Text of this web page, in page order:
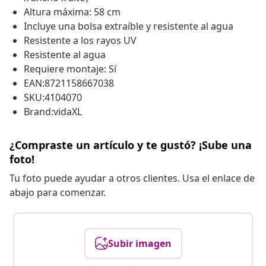
Altura máxima: 58 cm
Incluye una bolsa extraíble y resistente al agua
Resistente a los rayos UV
Resistente al agua
Requiere montaje: Sí
EAN:8721158667038
SKU:4104070
Brand:vidaXL
¿Compraste un artículo y te gustó? ¡Sube una
foto!
Tu foto puede ayudar a otros clientes. Usa el enlace de
abajo para comenzar.
Subir imagen